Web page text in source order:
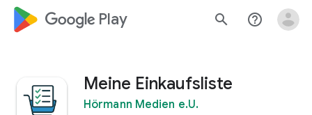
google_logo Play search help_outline
Meine Einkaufsliste
Hörmann Medien e.U.